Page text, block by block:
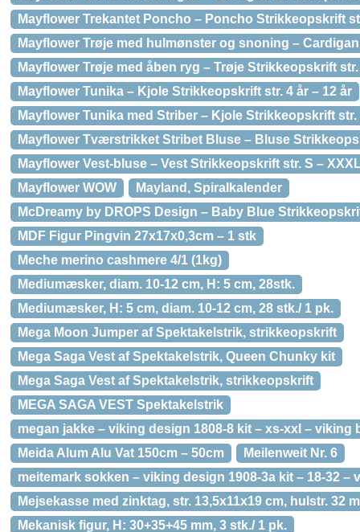
Mayflower Trekantet Poncho – Poncho Strikkeopskrift
Mayflower Trøje med hulmønster og snoning –
Mayflower Trøje med åben ryg – Trøje Strikkeopskrift
Mayflower Tunika – Kjole Strikkeopskrift str. 4 år – 12 år
Mayflower Tunika med Striber – Kjole Strikkeopskrift str.
Mayflower Tværstrikket Stribet Bluse – Bluse
Mayflower Vest-bluse – Vest Strikkeopskrift str. S –
Mayflower WOW
Mayland, Spiralkalender
McDreamy by DROPS Design – Baby Blue
MDF Figur Pingvin 27x17x0,3cm – 1 stk
Meche merino cashmere 4/1 (1kg)
Mediumæsker, diam. 10-12 cm, H: 5 cm, 28stk.
Mediumæsker, H: 5 cm, diam. 10-12 cm, 28 stk./ 1 pk.
Mega Moon Jumper af Spektakelstrik, strikkeopskrift
Mega Saga Vest af Spektakelstrik, Queen Chunky kit
Mega Saga Vest af Spektakelstrik, strikkeopskrift
MEGA SAGA VEST Spektakelstrik
megan jakke – viking design 1808-8 kit – xs-xxl – viking
Meida Alum Alu Vat 150cm – 50cm
Meilenweit Nr. 6
meitemark sokken – viking design 1908-3a kit – 18-32 –
Mejsekasse med zinktag, str. 13,5x11x19 cm, hulstr. 32
Mekanisk figur, H: 30+35+45 mm, 3 stk./ 1 pk.